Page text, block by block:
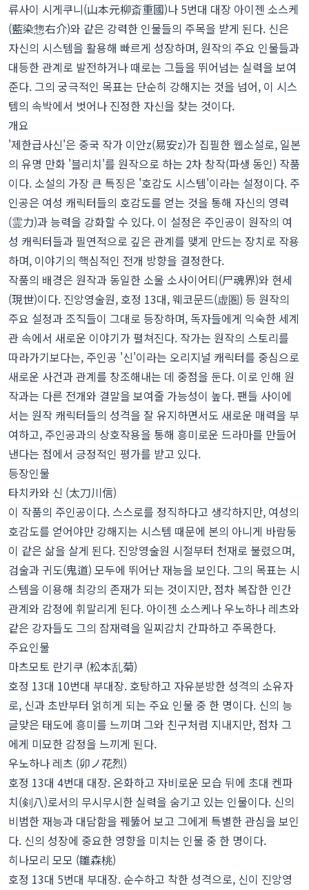
류사이 시게쿠니(山本元柳斎重國)나 5번대 대장 아이젠 소스케
(藍染惣右介)와 같은 강력한 인물들의 주목을 받게 된다. 신은
자신의 시스템을 활용해 빠르게 성장하며, 원작의 주요 인물들과
대등한 관계로 발전하거나 때로는 그들을 뛰어넘는 실력을 보여
준다. 그의 궁극적인 목표는 단순히 강해지는 것을 넘어, 이 시스
템의 속박에서 벗어나 진정한 자신을 찾는 것이다.
개요
'제한급사신'은 중국 작가 이안z(易安z)가 집필한 웹소설로, 일본
의 유명 만화 '블리치'를 원작으로 하는 2차 창작(파생 동인) 작품
이다. 소설의 가장 큰 특징은 '호감도 시스템'이라는 설정이다. 주
인공은 여성 캐릭터들의 호감도를 얻는 것을 통해 자신의 영력
(霊力)과 능력을 강화할 수 있다. 이 설정은 주인공이 원작의 여
성 캐릭터들과 필연적으로 깊은 관계를 맺게 만드는 장치로 작용
하며, 이야기의 핵심적인 전개 방향을 결정한다.
작품의 배경은 원작과 동일한 소울 소사이어티(尸魂界)와 현세
(現世)이다. 진앙영술원, 호정 13대, 웨코문드(虚圏) 등 원작의
주요 설정과 조직들이 그대로 등장하며, 독자들에게 익숙한 세계
관 속에서 새로운 이야기가 펼쳐진다. 작가는 원작의 스토리를
따라가기보다는, 주인공 '신'이라는 오리지널 캐릭터를 중심으로
새로운 사건과 관계를 창조해내는 데 중점을 둔다. 이로 인해 원
작과는 다른 전개와 결말을 보여줄 가능성이 높다. 팬들 사이에
서는 원작 캐릭터들의 성격을 잘 유지하면서도 새로운 매력을 부
여하고, 주인공과의 상호작용을 통해 흥미로운 드라마를 만들어
낸다는 점에서 긍정적인 평가를 받고 있다.
등장인물
타치카와 신 (太刀川信)
이 작품의 주인공이다. 스스로를 정직하다고 생각하지만, 여성의
호감도를 얻어야만 강해지는 시스템 때문에 본의 아니게 바람둥
이 같은 삶을 살게 된다. 진앙영술원 시절부터 천재로 불렸으며,
검술과 귀도(鬼道) 모두에 뛰어난 재능을 보인다. 그의 목표는 시
스템을 이용해 최강의 존재가 되는 것이지만, 점차 복잡한 인간
관계와 감정에 휘말리게 된다. 아이젠 소스케나 우노하나 레츠와
같은 강자들도 그의 잠재력을 일찌감치 간파하고 주목한다.
주요인물
마츠모토 란기쿠 (松本乱菊)
호정 13대 10번대 부대장. 호탕하고 자유분방한 성격의 소유자
로, 신과 초반부터 얽히게 되는 주요 인물 중 한 명이다. 신의 능
글맞은 태도에 흥미를 느끼며 그와 친구처럼 지내지만, 점차 그
에게 미묘한 감정을 느끼게 된다.
우노하나 레츠 (卯ノ花烈)
호정 13대 4번대 대장. 온화하고 자비로운 모습 뒤에 초대 켄파
치(剣八)로서의 무시무시한 실력을 숨기고 있는 인물이다. 신의
비범한 재능과 대담함을 꿰뚫어 보고 그에게 특별한 관심을 보인
다. 신의 성장에 중요한 영향을 미치는 인물 중 한 명이다.
히나모리 모모 (雛森桃)
호정 13대 5번대 부대장. 순수하고 착한 성격으로, 신이 진앙영